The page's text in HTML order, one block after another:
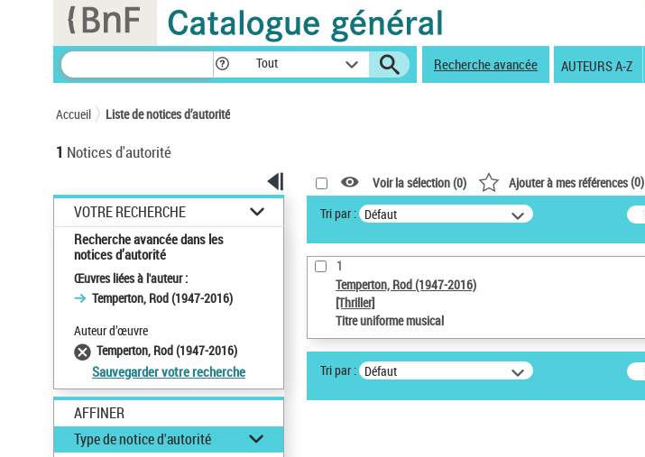
Tout Recherche avancée AUTEURS A-Z
Accueil Liste de notices d’autorité
1 Notices d'autorité
VOTRE RECHERCHE
Recherche avancée dans les
notices d’autorité
Œuvres liées à l'auteur :
Temperton, Rod (1947-2016)
Auteur d’œuvre
Temperton, Rod (1947-2016)
Sauvegarder votre recherche
AFFINER
Type de notice d'autorité
Voir la sélection (0) Ajouter à mes références(0)
Tri par : Défaut
1
Temperton, Rod (1947-2016)
[Thriller]
Titre uniforme musical
Tri par : Défaut
Panneau de gestion des cookies